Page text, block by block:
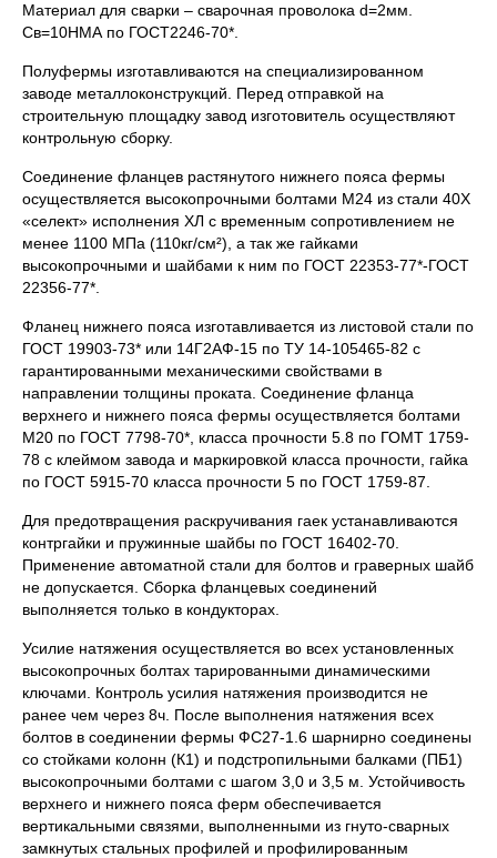
Материал для сварки – сварочная проволока d=2мм.
Св=10НМА по ГОСТ2246-70*.
Полуфермы изготавливаются на специализированном
заводе металлоконструкций. Перед отправкой на
строительную площадку завод изготовитель осуществляют
контрольную сборку.
Соединение фланцев растянутого нижнего пояса фермы
осуществляется высокопрочными болтами М24 из стали 40Х
«селект» исполнения ХЛ с временным сопротивлением не
менее 1100 МПа (110кг/см²), а так же гайками
высокопрочными и шайбами к ним по ГОСТ 22353-77*-ГОСТ
22356-77*.
Фланец нижнего пояса изготавливается из листовой стали по
ГОСТ 19903-73* или 14Г2АФ-15 по ТУ 14-105465-82 с
гарантированными механическими свойствами в
направлении толщины проката. Соединение фланца
верхнего и нижнего пояса фермы осуществляется болтами
М20 по ГОСТ 7798-70*, класса прочности 5.8 по ГОМТ 1759-
78 с клеймом завода и маркировкой класса прочности, гайка
по ГОСТ 5915-70 класса прочности 5 по ГОСТ 1759-87.
Для предотвращения раскручивания гаек устанавливаются
контргайки и пружинные шайбы по ГОСТ 16402-70.
Применение автоматной стали для болтов и граверных шайб
не допускается. Сборка фланцевых соединений
выполняется только в кондукторах.
Усилие натяжения осуществляется во всех установленных
высокопрочных болтах тарированными динамическими
ключами. Контроль усилия натяжения производится не
ранее чем через 8ч. После выполнения натяжения всех
болтов в соединении фермы ФС27-1.6 шарнирно соединены
со стойками колонн (К1) и подстропильными балками (ПБ1)
высокопрочными болтами с шагом 3,0 и 3,5 м. Устойчивость
верхнего и нижнего пояса ферм обеспечивается
вертикальными связями, выполненными из гнуто-сварных
замкнутых стальных профилей и профилированным